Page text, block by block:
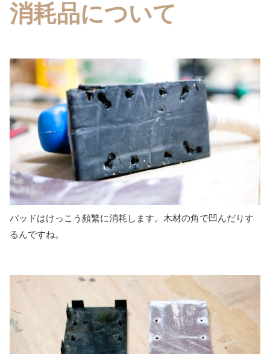
消耗品について
パッドはけっこう頻繁に消耗します。木材の角で凹んだりす
るんですね。